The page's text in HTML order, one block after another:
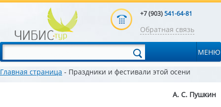
+7 (903)541-64-81
Обратная связь
МЕНЮ
Главная страница - Праздники и фестивали этой осени
А. С. Пушкин